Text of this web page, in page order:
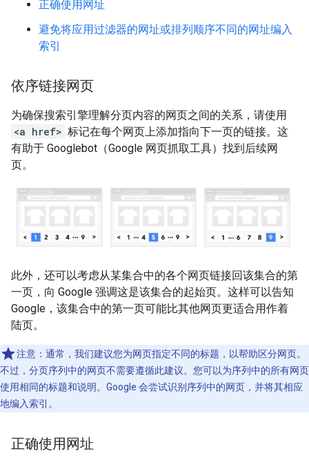
正确使用网址
避免将应用过滤器的网址或排列顺序不同的网址编入
索引
依序链接网页
为确保搜索引擎理解分页内容的网页之间的关系，请使用
<a href> 标记在每个网页上添加指向下一页的链接。这
有助于 Googlebot（Google 网页抓取工具）找到后续网
页。
此外，还可以考虑从某集合中的各个网页链接回该集合的第
一页，向 Google 强调这是该集合的起始页。这样可以告知
Google，该集合中的第一页可能比其他网页更适合用作着
陆页。
注意：通常，我们建议您为网页指定不同的标题，以帮助区分网页。
不过，分页序列中的网页不需要遵循此建议。您可以为序列中的所有网页
使用相同的标题和说明。Google 会尝试识别序列中的网页，并将其相应
地编入索引。
正确使用网址